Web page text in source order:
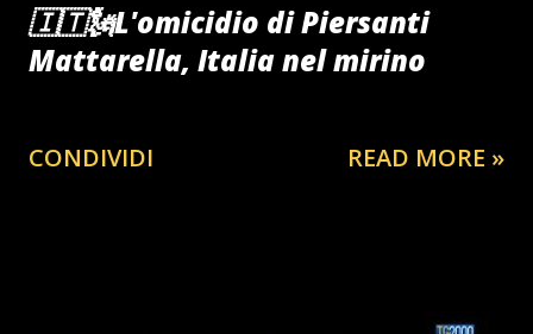
🇮🇹🗽L'omicidio di Piersanti
Mattarella, Italia nel mirino
CONDIVIDI READ MORE »